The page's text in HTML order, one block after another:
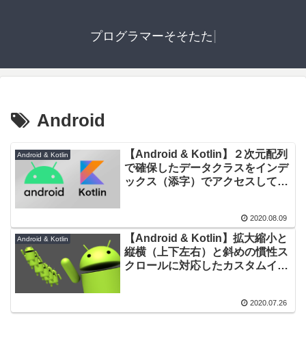
プログラマーそそたた
Android
Android & Kotlin
【Android & Kotlin】２次元配列
で確保したデータクラスをインデ
ックス（添字）でアクセスしてみ
2020.08.09
Android & Kotlin
【Android & Kotlin】拡大縮小と
縦横（上下左右）と斜めの慣性ス
クロールに対応したカスタムイメ
2020.07.26